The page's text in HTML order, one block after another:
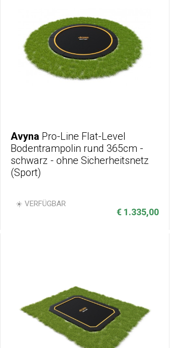
Avyna Pro-Line Flat-Level
Bodentrampolin rund 365cm -
schwarz - ohne Sicherheitsnetz
(Sport)
€ 1.335,00
☀️ VERFÜGBAR